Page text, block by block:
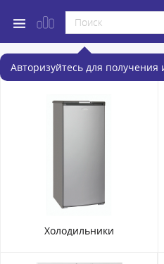
Авторизуйтесь для
Холодильники и
Холодильники